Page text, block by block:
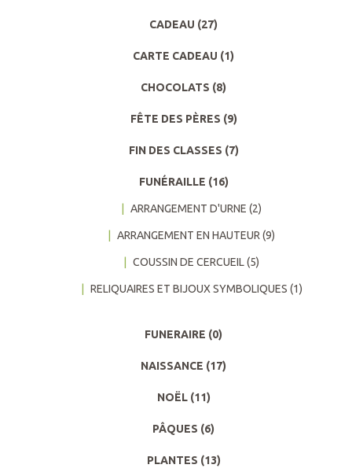
CADEAU (27)
CARTE CADEAU (1)
CHOCOLATS (8)
FÊTE DES PÈRES (9)
FIN DES CLASSES (7)
FUNÉRAILLE (16)
ARRANGEMENT D'URNE (2)
ARRANGEMENT EN HAUTEUR (9)
COUSSIN DE CERCUEIL (5)
RELIQUAIRES ET BIJOUX SYMBOLIQUES (1)
FUNERAIRE (0)
NAISSANCE (17)
NOËL (11)
PÂQUES (6)
PLANTES (13)